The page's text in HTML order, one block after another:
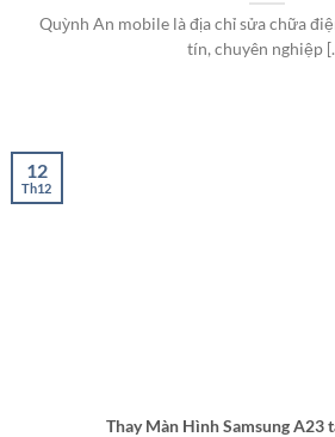
Quỳnh An mobile là địa chỉ sửa chữa
tín, chuyên nghiệp
Thay Màn Hình Samsung A23
12
Th12